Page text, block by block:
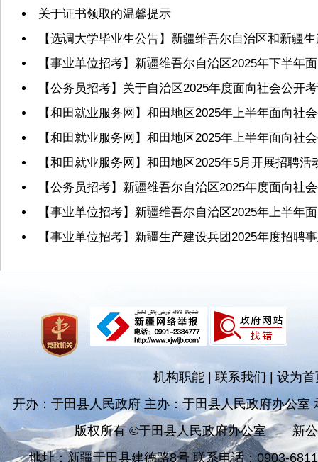
关于证书领取的温馨提示
【选调大学毕业生公告】新疆维吾尔自治区和新疆
【事业单位招考】新疆维吾尔自治区2025年下半年
【公务员招考】关于自治区2025年度面向社会公
【和田就业服务网】和田地区2025年上半年面向社
【和田就业服务网】和田地区2025年上半年面向
【和田就业服务网】和田地区2025年5月开展招聘活
【公务员招考】新疆维吾尔自治区2025年度面向社
【事业单位招考】新疆维吾尔自治区2025年上半年
【事业单位招考】新疆生产建设兵团2025年度招聘
机构职能 联系我们|设为首
开办：于田县人民政府 主办：于田县人民政府办公室
版权所有 ©于田县人民政府办公室
新
地址：新疆于田县建德路8号 联系电话：0903-